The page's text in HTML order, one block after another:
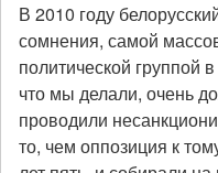
В 2010 году
сомнения, самой
политической группой
что мы делали, очень
проводили
то, чем оппозиция к